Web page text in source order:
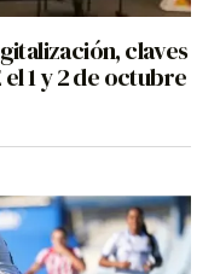
claves
1 y 2 de octubre